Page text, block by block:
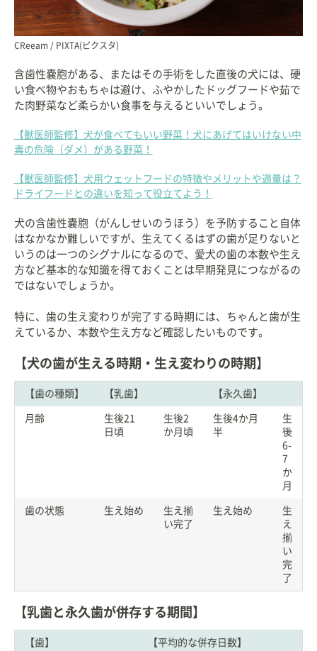
CReeam / PIXTA(ピクスタ)
含歯性嚢胞がある、またはその手術をした直後の犬には、硬
い食べ物やおもちゃは避け、ふやかしたドッグフードや茹で
た肉野菜など柔らかい食事を与えるといいでしょう。
【獣医師監修】犬が食べてもいい野菜！犬にあげてはいけない中
毒の危険（ダメ）がある野菜！
【獣医師監修】犬用ウェットフードの特徴やメリットや適量は？
ドライフードとの違いを知って役立てよう！
犬の含歯性嚢胞（がんしせいのうほう）を予防すること自体
はなかなか難しいですが、生えてくるはずの歯が足りないと
いうのは一つのシグナルになるので、愛犬の歯の本数や生え
方など基本的な知識を得ておくことは早期発見につながるの
ではないでしょうか。
特に、歯の生え変わりが完了する時期には、ちゃんと歯が生
えているか、本数や生え方など確認したいものです。
【犬の歯が生える時期・生え変わりの時期】
【歯の種類】 【乳歯】 【永久歯】
月齢
生後21
日頃
生後2
か月頃
生後4か月
半
生
後
6-
7
か
月
歯の状態 生え始め
生え揃
い完了
生え始め
生
え
揃
い
完
了
【乳歯と永久歯が併存する期間】
【歯】 【平均的な併存日数】